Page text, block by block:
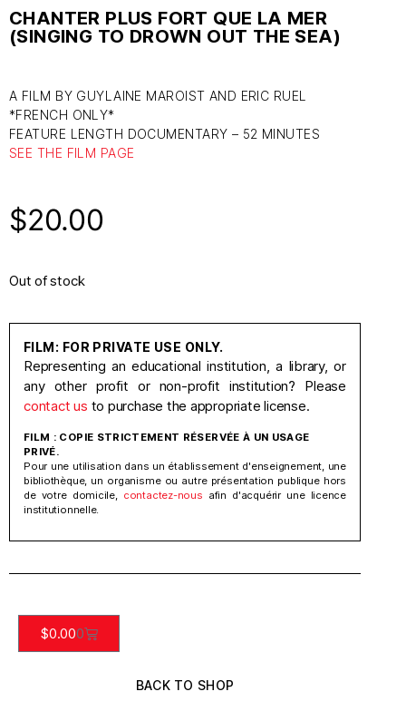
CHANTER PLUS FORT QUE LA MER
(SINGING TO DROWN OUT THE SEA)
A FILM BY GUYLAINE MAROIST AND ERIC RUEL
*FRENCH ONLY*
FEATURE LENGTH DOCUMENTARY – 52 MINUTES
SEE THE FILM PAGE
$20.00
Out of stock
FILM: FOR PRIVATE USE ONLY.
Representing an educational institution, a library, or
any other profit or non-profit institution? Please
contact us to purchase the appropriate license.
FILM : COPIE STRICTEMENT RÉSERVÉE À UN USAGE
PRIVÉ.
Pour une utilisation dans un établissement d'enseignement, une
bibliothèque, un organisme ou autre présentation publique hors
de votre domicile, contactez-nous afin d'acquérir une licence
institutionnelle.
$0.000
BACK TO SHOP